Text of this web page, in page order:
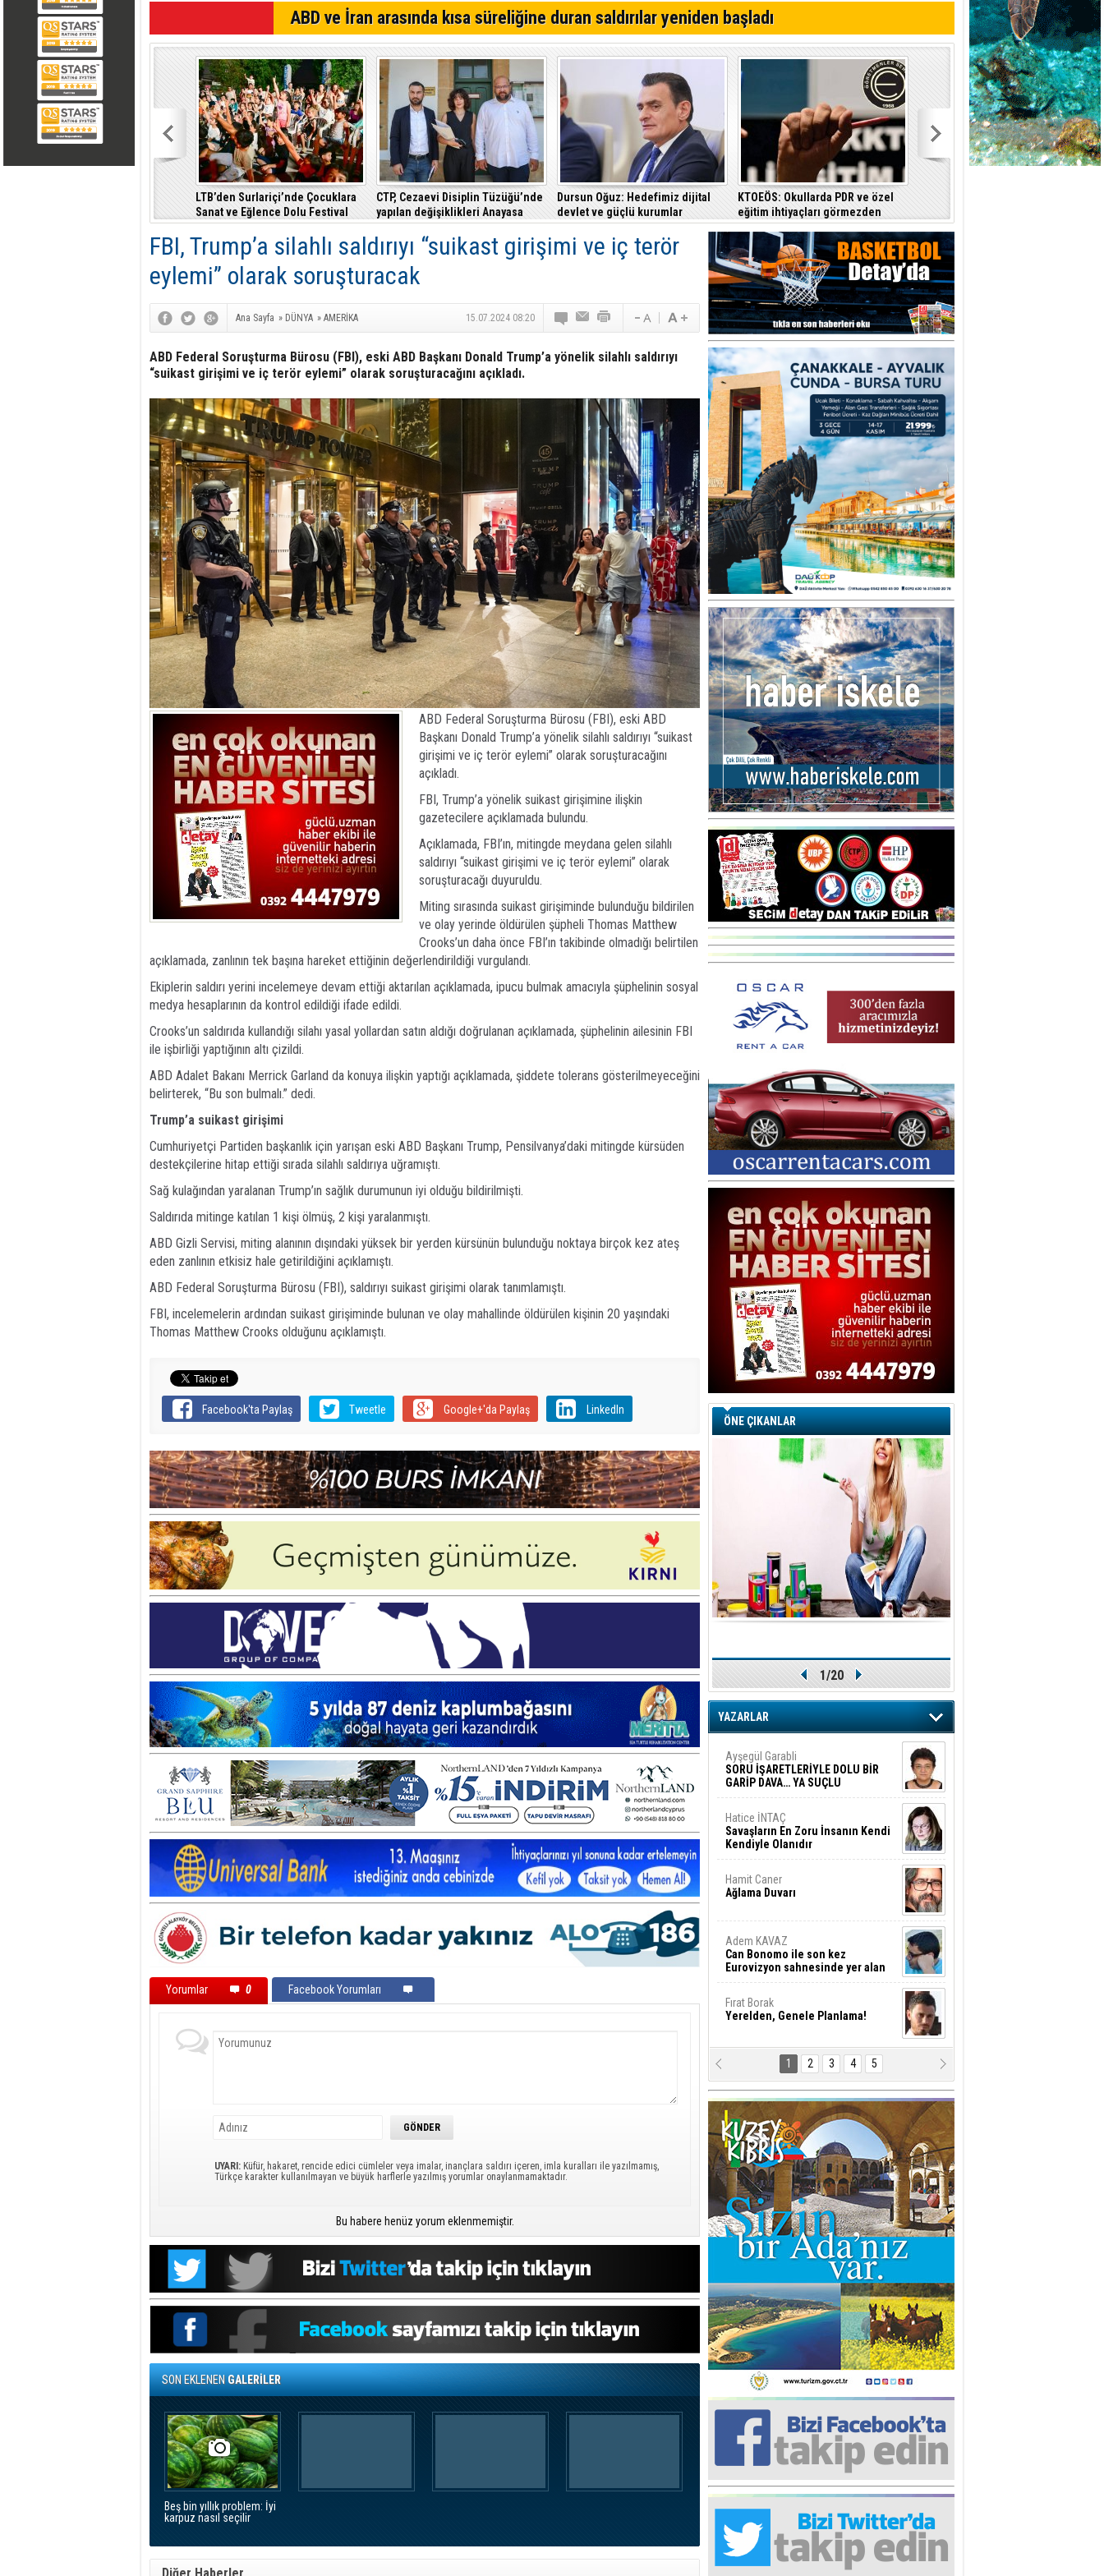
Lefkoşa'da bugün iki saatlik elektrik kesintisi yapılacak
Mağusa'da kim önde? İşte son anket sonuçları...
ABD ve İran arasında kısa süreliğine duran saldırılar yeniden başladı
LTB’den Surlariçi’nde Çocuklara
Sanat ve Eğlence Dolu Festival
CTP, Cezaevi Disiplin Tüzüğü’nde
yapılan değişiklikleri Anayasa
Mahkemesi’ne taşıdı
Dursun Oğuz: Hedefimiz dijital
devlet ve güçlü kurumlar
KTOEÖS: Okullarda PDR ve özel
eğitim ihtiyaçları görmezden
geliniyor
anlayışıdır
FBI, Trump’a silahlı saldırıyı “suikast girişimi ve iç terör
eylemi” olarak soruşturacak
Ana Sayfa » DÜNYA » AMERİKA 15.07.2024 08:20
ABD Federal Soruşturma Bürosu (FBI), eski ABD Başkanı Donald Trump’a yönelik silahlı saldırıyı
“suikast girişimi ve iç terör eylemi” olarak soruşturacağını açıkladı.
ABD Federal Soruşturma Bürosu (FBI), eski ABD
Başkanı Donald Trump’a yönelik silahlı saldırıyı “suikast
girişimi ve iç terör eylemi” olarak soruşturacağını
açıkladı.
FBI, Trump’a yönelik suikast girişimine ilişkin
gazetecilere açıklamada bulundu.
Açıklamada, FBI’ın, mitingde meydana gelen silahlı
saldırıyı “suikast girişimi ve iç terör eylemi” olarak
soruşturacağı duyuruldu.
Miting sırasında suikast girişiminde bulunduğu bildirilen
ve olay yerinde öldürülen şüpheli Thomas Matthew
Crooks’un daha önce FBI’ın takibinde olmadığı belirtilen
açıklamada, zanlının tek başına hareket ettiğinin değerlendirildiği vurgulandı.
Ekiplerin saldırı yerini incelemeye devam ettiği aktarılan açıklamada, ipucu bulmak amacıyla şüphelinin sosyal
medya hesaplarının da kontrol edildiği ifade edildi.
Crooks’un saldırıda kullandığı silahı yasal yollardan satın aldığı doğrulanan açıklamada, şüphelinin ailesinin FBI
ile işbirliği yaptığının altı çizildi.
ABD Adalet Bakanı Merrick Garland da konuya ilişkin yaptığı açıklamada, şiddete tolerans gösterilmeyeceğini
belirterek, “Bu son bulmalı.” dedi.
Trump’a suikast girişimi
Cumhuriyetçi Partiden başkanlık için yarışan eski ABD Başkanı Trump, Pensilvanya’daki mitingde kürsüden
destekçilerine hitap ettiği sırada silahlı saldırıya uğramıştı.
Sağ kulağından yaralanan Trump’ın sağlık durumunun iyi olduğu bildirilmişti.
Saldırıda mitinge katılan 1 kişi ölmüş, 2 kişi yaralanmıştı.
ABD Gizli Servisi, miting alanının dışındaki yüksek bir yerden kürsünün bulunduğu noktaya birçok kez ateş
eden zanlının etkisiz hale getirildiğini açıklamıştı.
ABD Federal Soruşturma Bürosu (FBI), saldırıyı suikast girişimi olarak tanımlamıştı.
FBI, incelemelerin ardından suikast girişiminde bulunan ve olay mahallinde öldürülen kişinin 20 yaşındaki
Thomas Matthew Crooks olduğunu açıklamıştı.
Facebook'ta Paylaş Tweetle Google+'da Paylaş LinkedIn
Yorumlar 0 Facebook Yorumları
UYARI: Küfür, hakaret, rencide edici cümleler veya imalar, inançlara saldırı içeren, imla kuralları ile yazılmamış,
Türkçe karakter kullanılmayan ve büyük harflerle yazılmış yorumlar onaylanmamaktadır.
Bu habere henüz yorum eklenmemiştir.
SON EKLENENGALERİLER
Beş bin yıllık problem: İyi
karpuz nasıl seçilir
ÖNE ÇIKANLAR
1/20
YAZARLAR
Ayşegül Garabli
SORU İŞARETLERİYLE DOLU BİR
GARİP DAVA… YA SUÇLU
DEĞİLSE???
Hatice İNTAÇ
Savaşların En Zoru İnsanın Kendi
Kendiyle Olanıdır
Hamit Caner
Ağlama Duvarı
Adem KAVAZ
Can Bonomo ile son kez
Eurovizyon sahnesinde yer alan
Türkiye 10 yıl aradan sonra
Fırat Borak
Yerelden, Genele Planlama!
Erkut YILMABAŞAR
Bayrak tartışmaları ve ihalesiz
işler!
Arif Alasya
2015 SONRASI VE AKINCI.
Fatma Baysal
SURLAR İÇİ’NDE KOLAYDIR ÖLMEK
Ediz TUNCEL
Göz göre göre…
Taner ULUTAŞ
İnşallah St. Lois ile Hakkaido
Adası gibi olmayız !...
Ali KİŞMİR
FIRSAT VE KORKU
Turgut ÇALICI
İki Lakırdı da benden!
Yrd. Doç. Ercan HOŞKARA
Yatırım Yapmazsan Var Olamazsın:
Hedefteki Kurum Kıb-Tek
Rana Sarro
Başıma gelen skandal olayı
1 2 3 4 5